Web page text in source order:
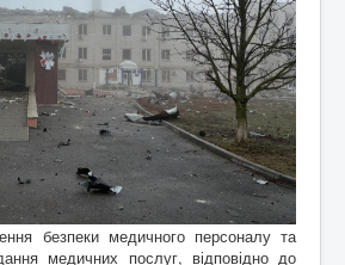
безпеки медичного персоналу та
медичних послуг, відповідно до